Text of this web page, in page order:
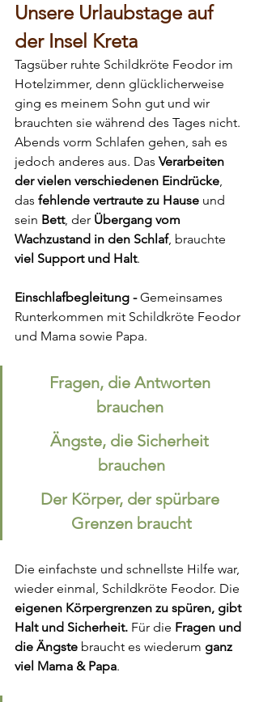
Unsere Urlaubstage auf
der Insel Kreta
Tagsüber ruhte Schildkröte Feodor im
Hotelzimmer, denn glücklicherweise
ging es meinem Sohn gut und wir
brauchten sie während des Tages nicht.
Abends vorm Schlafen gehen, sah es
jedoch anderes aus. Das Verarbeiten
der vielen verschiedenen Eindrücke,
das fehlende vertraute zu Hause und
sein Bett, der Übergang vom
Wachzustand in den Schlaf, brauchte
viel Support und Halt.
Einschlafbegleitung - Gemeinsames
Runterkommen mit Schildkröte Feodor
und Mama sowie Papa.
Fragen, die Antworten
brauchen
Ängste, die Sicherheit
brauchen
Der Körper, der spürbare
Grenzen braucht
Die einfachste und schnellste Hilfe war,
wieder einmal, Schildkröte Feodor. Die
eigenen Körpergrenzen zu spüren, gibt
Halt und Sicherheit. Für die Fragen und
die Ängste braucht es wiederum ganz
viel Mama & Papa.